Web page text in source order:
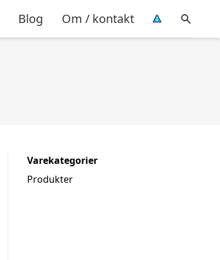
Blog Om / kontakt
Varekategorier
Produkter